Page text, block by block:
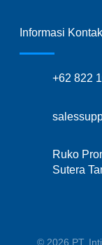
Informasi Kontak
+62 822
Ruko
Sutera
© 2026 PT.